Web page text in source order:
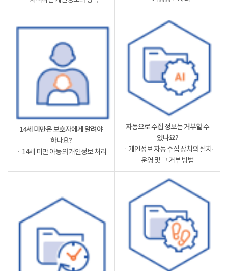
14세 미만은 보호자에게 알려야
하나요?
ㆍ14세 미만 아동의 개인정보 처리
자동으로 수집 정보는 거부할 수
있나요?
ㆍ개인정보 자동 수집 장치의 설치·
운영 및 그 거부 방법